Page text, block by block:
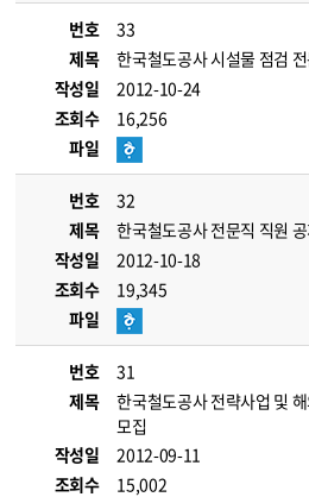
번호
33
제목
한국철도공사 시설물 점검
작성일
2012-10-24
조회수
16,256
파일
번호
32
제목
한국철도공사 전문직 직원
작성일
2012-10-18
조회수
19,345
파일
번호
31
제목
한국철도공사 전략사업 및
모집
작성일
2012-09-11
조회수
15,002